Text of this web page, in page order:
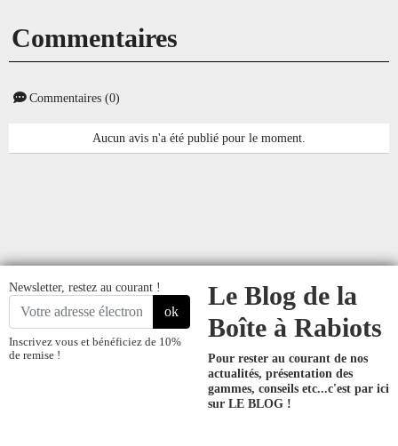
Commentaires
Commentaires (0)
Aucun avis n'a été publié pour le moment.
Newsletter, restez au courant !
ok
Inscrivez vous et bénéficiez de 10%
de remise !
Le Blog de la
Boîte à Rabiots
Pour rester au courant de nos
actualités, présentation des
gammes, conseils etc...c'est par ici
sur LE BLOG !